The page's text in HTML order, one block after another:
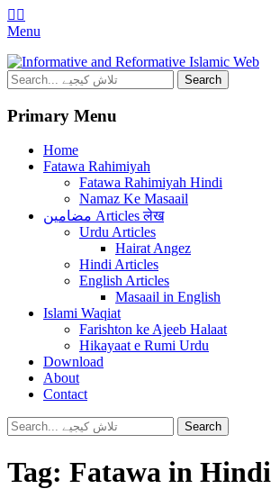
Facebook
Menu
Mehfil e Islam
Informational islamic articles on unique topics
Search
for:
Primary Menu
Skip
Home
Fatawa Rahimiyah
Fatawa Rahimiyah Hindi
Namaz Ke Masaail
مضامین Articles लेख
Urdu Articles
Hairat Angez
Hindi Articles
English Articles
Masaail in English
Islami Waqiat
Farishton ke Ajeeb Halaat
Hikayaat e Rumi Urdu
Download
About
Contact
Search
Search
for:
Tag: Fatawa in Hindi